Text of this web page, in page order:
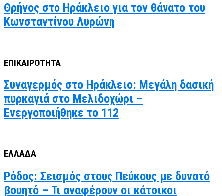
Θρήνος στο Ηράκλειο για τον θάνατο του
Κωνσταντίνου Λυρώνη
ΕΠΙΚΑΙΡΟΤΗΤΑ
Συναγερμός στο Ηράκλειο: Μεγάλη δασική
πυρκαγιά στο Μελιδοχώρι –
Ενεργοποιήθηκε το 112
ΕΛΛΑΔΑ
Ρόδος: Σεισμός στους Πεύκους με δυνατό
βουητό – Τι αναφέρουν οι κάτοικοι